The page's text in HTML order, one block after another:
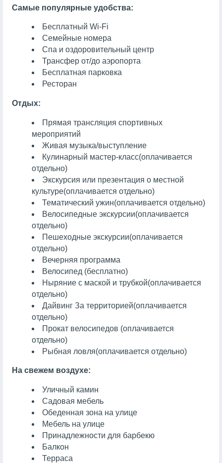
Самые популярные удобства:
Бесплатный Wi-Fi
Семейные номера
Спа и оздоровительный центр
Трансфер от/до аэропорта
Бесплатная парковка
Ресторан
Отдых:
Прямая трансляция спортивных
мероприятий
Живая музыка/выступление
Кулинарный мастер-класс(оплачивается
отдельно)
Экскурсия или презентация о местной
культуре(оплачивается отдельно)
Тематический ужин(оплачивается отдельно)
Велосипедные экскурсии(оплачивается
отдельно)
Пешеходные экскурсии(оплачивается
отдельно)
Вечерняя программа
Велосипед (бесплатно)
Ныряние с маской и трубкой(оплачивается
отдельно)
ДайвингЗа территорией(оплачивается
отдельно)
Прокат велосипедов (оплачивается
отдельно)
Рыбная ловля(оплачивается отдельно)
На свежем воздухе:
Уличный камин
Садовая мебель
Обеденная зона на улице
Мебель на улице
Принадлежности для барбекю
Балкон
Терраса